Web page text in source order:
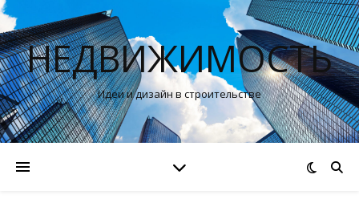
НЕДВИЖИМОСТЬ
Идеи и дизайн в строительстве